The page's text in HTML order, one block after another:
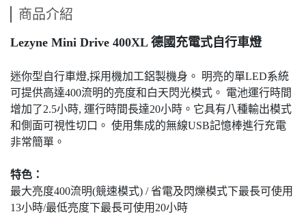
商品介紹
Lezyne Mini Drive 400XL 德國充電式自行車燈
迷你型自行車燈,採用機加工鋁製機身。 明亮的單LED系統
可提供高達400流明的亮度和白天閃光模式。 電池運行時間
增加了2.5小時, 運行時間長達20小時。它具有八種輸出模式
和側面可視性切口。 使用集成的無線USB記憶棒進行充電
非常簡單。
特色：
最大亮度400流明(競速模式) / 省電及閃爍模式下最長可使用
13小時/最低亮度下最長可使用20小時